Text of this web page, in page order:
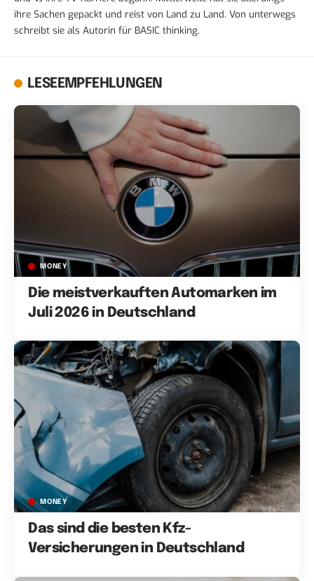
ihre Sachen gepackt und reist von Land zu Land. Von unterwegs
schreibt sie als Autorin für BASIC thinking.
LESEEMPFEHLUNGEN
MONEY
Die meistverkauften Automarken im
Juli 2026 in Deutschland
MONEY
Das sind die besten Kfz-
Versicherungen in Deutschland